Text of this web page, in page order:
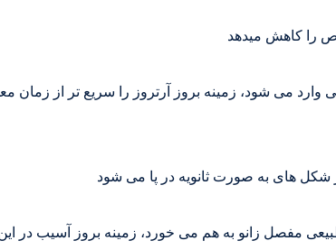
را کاهش میدهد
می شود، زمینه بروز آرتروز را سریع تر از زمان
شکل های به صورت ثانویه در پا می شود
مفصل زانو به هم می خورد، زمینه بروز آسیب در